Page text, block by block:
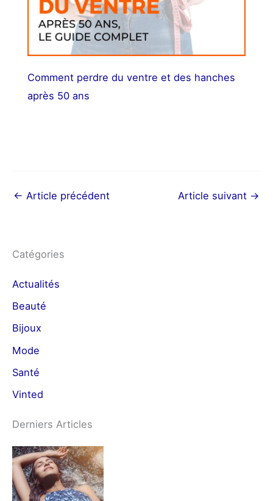
Comment perdre du ventre et des hanches
après 50 ans
← Article précédent Article suivant →
Catégories
Actualités
Beauté
Bijoux
Mode
Santé
Vinted
Derniers Articles